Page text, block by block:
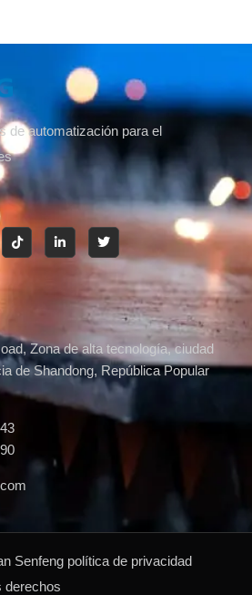
de automatización para el
Zona de alta tecnología, ciudad
de Shandong, República Popular
Senfeng política de privacidad
derechos